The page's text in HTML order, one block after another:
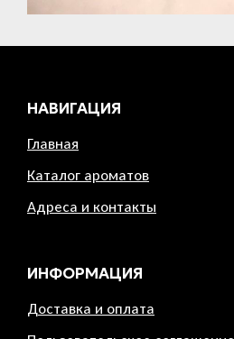
НАВИГАЦИЯ
Главная
Каталог ароматов
Адреса и контакты
ИНФОРМАЦИЯ
Доставка и оплата